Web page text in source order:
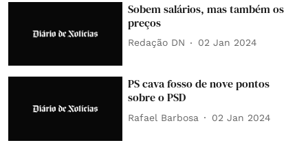
Sobem salários, mas também os
preços
Redação DN 02 Jan 2024
PS cava fosso de nove pontos
sobre o PSD
Rafael Barbosa 02 Jan 2024